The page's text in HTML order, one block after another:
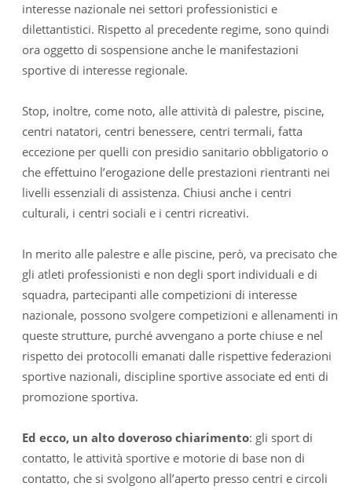
interesse nazionale nei settori professionistici e
dilettantistici. Rispetto al precedente regime, sono quindi
ora oggetto di sospensione anche le manifestazioni
sportive di interesse regionale.
Stop, inoltre, come noto, alle attività di palestre, piscine,
centri natatori, centri benessere, centri termali, fatta
eccezione per quelli con presidio sanitario obbligatorio o
che effettuino l’erogazione delle prestazioni rientranti nei
livelli essenziali di assistenza. Chiusi anche i centri
culturali, i centri sociali e i centri ricreativi.
In merito alle palestre e alle piscine, però, va precisato che
gli atleti professionisti e non degli sport individuali e di
squadra, partecipanti alle competizioni di interesse
nazionale, possono svolgere competizioni e allenamenti in
queste strutture, purché avvengano a porte chiuse e nel
rispetto dei protocolli emanati dalle rispettive federazioni
sportive nazionali, discipline sportive associate ed enti di
promozione sportiva.
Ed ecco, un alto doveroso chiarimento: gli sport di
contatto, le attività sportive e motorie di base non di
contatto, che si svolgono all’aperto presso centri e circoli